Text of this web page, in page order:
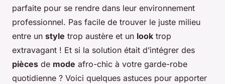
parfaite pour se rendre dans leur environnement
professionnel. Pas facile de trouver le juste milieu
entre un style trop austère et un look trop
extravagant ! Et si la solution était d’intégrer des
pièces de mode afro-chic à votre garde-robe
quotidienne ? Voici quelques astuces pour apporter